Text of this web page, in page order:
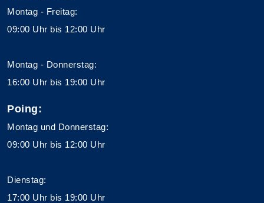
Montag - Freitag:
09:00 Uhr bis 12:00 Uhr
Montag - Donnerstag:
16:00 Uhr bis 19:00 Uhr
Poing:
Montag und Donnerstag:
09:00 Uhr bis 12:00 Uhr
Dienstag:
17:00 Uhr bis 19:00 Uhr